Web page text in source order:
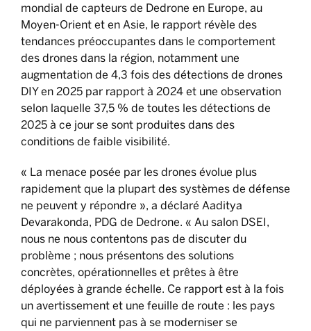
mondial de capteurs de Dedrone en Europe, au
Moyen-Orient et en Asie, le rapport révèle des
tendances préoccupantes dans le comportement
des drones dans la région, notamment une
augmentation de 4,3 fois des détections de drones
DIY en 2025 par rapport à 2024 et une observation
selon laquelle 37,5 % de toutes les détections de
2025 à ce jour se sont produites dans des
conditions de faible visibilité.
« La menace posée par les drones évolue plus
rapidement que la plupart des systèmes de défense
ne peuvent y répondre », a déclaré Aaditya
Devarakonda, PDG de Dedrone. « Au salon DSEI,
nous ne nous contentons pas de discuter du
problème ; nous présentons des solutions
concrètes, opérationnelles et prêtes à être
déployées à grande échelle. Ce rapport est à la fois
un avertissement et une feuille de route : les pays
qui ne parviennent pas à se moderniser se